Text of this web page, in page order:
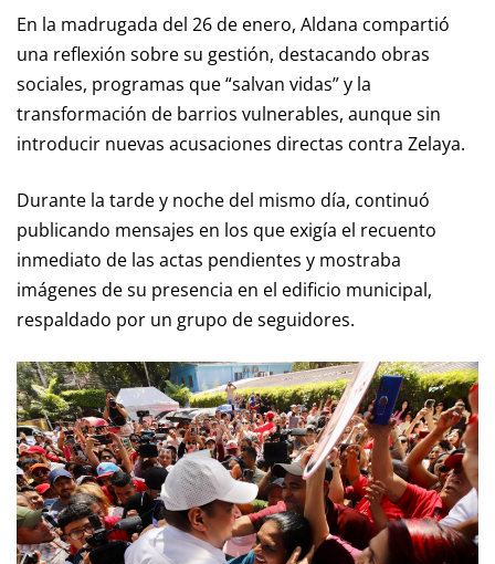
En la madrugada del 26 de enero, Aldana compartió
una reflexión sobre su gestión, destacando obras
sociales, programas que “salvan vidas” y la
transformación de barrios vulnerables, aunque sin
introducir nuevas acusaciones directas contra Zelaya.
Durante la tarde y noche del mismo día, continuó
publicando mensajes en los que exigía el recuento
inmediato de las actas pendientes y mostraba
imágenes de su presencia en el edificio municipal,
respaldado por un grupo de seguidores.